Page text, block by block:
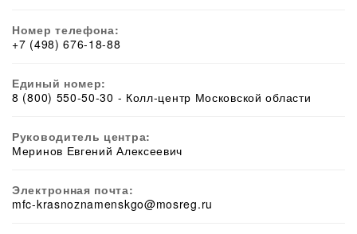
Номер телефона:
+7 (498) 676-18-88
Единый номер:
8 (800) 550-50-30 - Колл-центр Московской области
Руководитель центра:
Меринов Евгений Алексеевич
Электронная почта:
mfc-krasnoznamenskgo@mosreg.ru